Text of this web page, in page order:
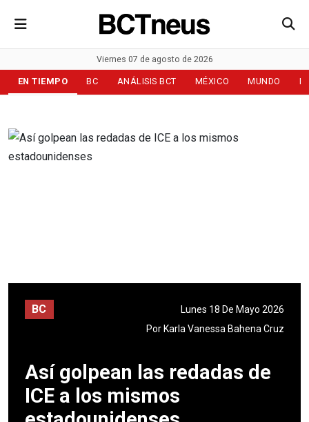
Viernes 07 de agosto de 2026
EN TIEMPO BC ANÁLISIS BCT MÉXICO MUNDO
BC
Lunes 18 De Mayo 2026
Por Karla Vanessa Bahena Cruz
Así golpean las redadas de
ICE a los mismos